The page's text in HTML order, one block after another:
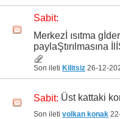
Sabit:
Merkezİ ısıtma
paylaŞtırılmasına
Son ileti Kilitsiz 26-12-
Sabit: Üst kattaki
Son ileti volkan konak